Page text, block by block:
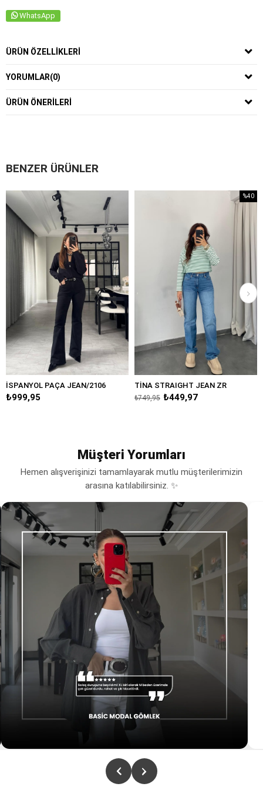
WhatsApp
ÜRÜN ÖZELLIKLERI
YORUMLAR(0)
ÜRÜN ÖNERILERI
BENZER ÜRÜNLER
PAÇA JEAN/2106 TİNA STRAIGHT JEAN ZR
₺449,97
SKY BOY
Müşteri Yorumları
Hemen alışverişinizi tamamlayarak mutlu müşterilerimizin
arasına katılabilirsiniz. ✨